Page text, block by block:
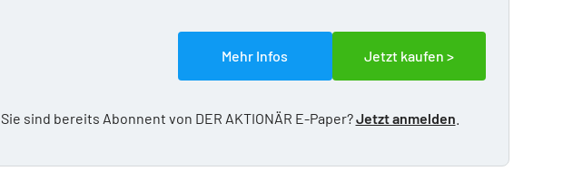
Mehr Infos Jetzt kaufen >
Sie sind bereits Abonnent von DER AKTIONÄR E-Paper?Jetzt anmelden